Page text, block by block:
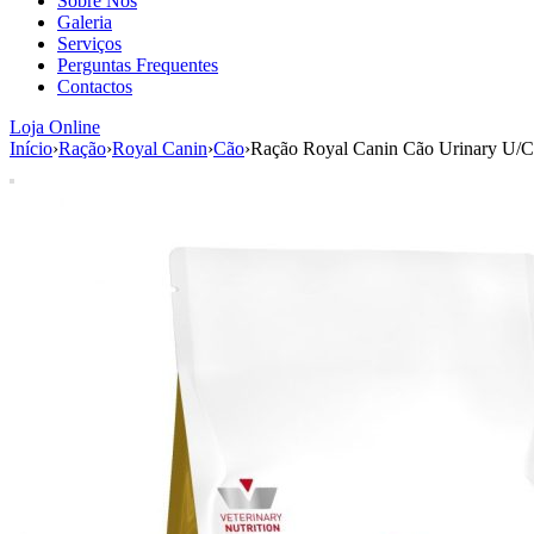
Galeria
Serviços
Perguntas Frequentes
Contactos
Loja Online
Início›Ração›Royal Canin›Cão›Ração Royal Canin Cão Urinary U/